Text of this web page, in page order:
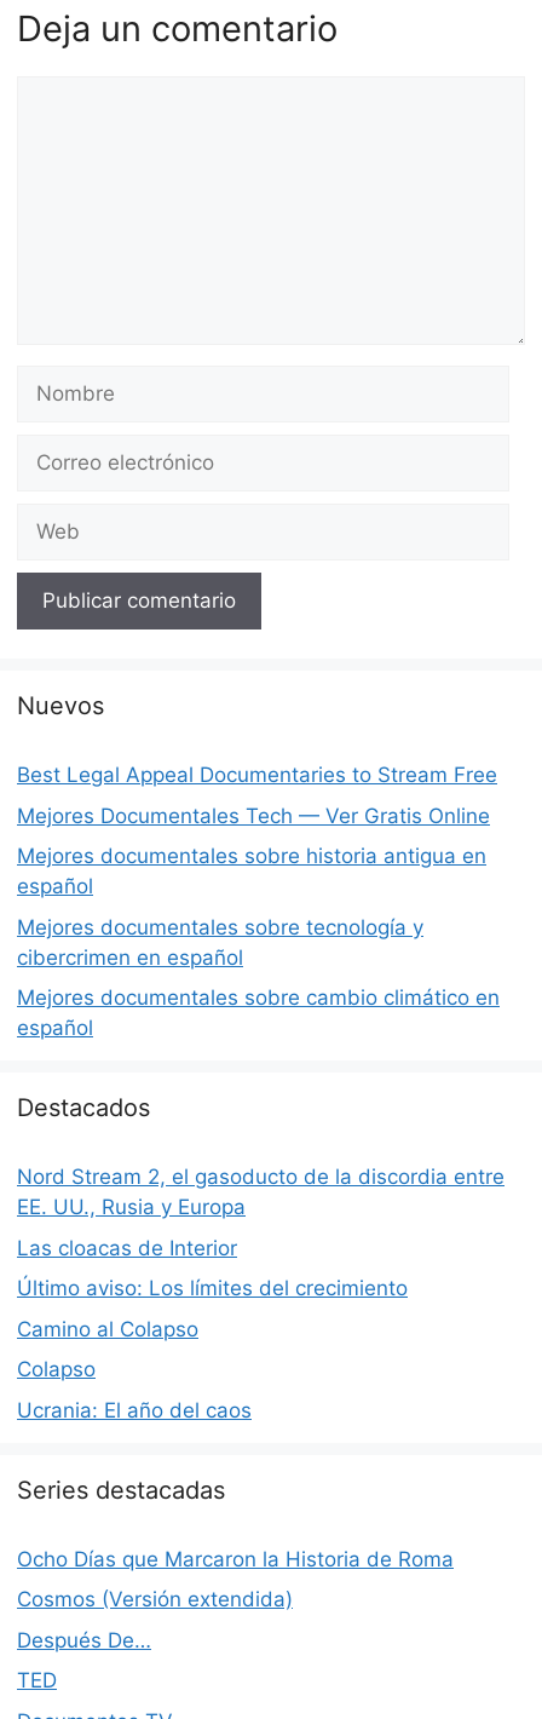
Deja un comentario
Nombre
Correo
Web
Nuevos
Best Legal Appeal Documentaries to Stream Free
Mejores Documentales Tech — Ver Gratis Online
Mejores documentales sobre historia antigua en
español
Mejores documentales sobre tecnología y
cibercrimen en español
Mejores documentales sobre cambio climático en
español
Destacados
Nord Stream 2, el gasoducto de la discordia entre
EE. UU., Rusia y Europa
Las cloacas de Interior
Último aviso: Los límites del crecimiento
Camino al Colapso
Colapso
Ucrania: El año del caos
Series destacadas
Ocho Días que Marcaron la Historia de Roma
Cosmos (Versión extendida)
Después De…
TED